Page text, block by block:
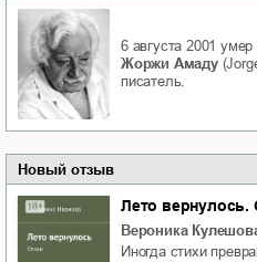
6 августа 2001 умер
Жоржи Амаду
писатель.
Новый отзыв
Лето вернулось.
Вероника
Иногда стихи